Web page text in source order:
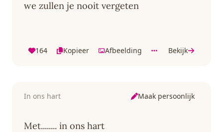
we zullen je nooit vergeten
164 Kopieer Afbeelding Bekijk
In ons hart Maak persoonlijk
Met........ in ons hart